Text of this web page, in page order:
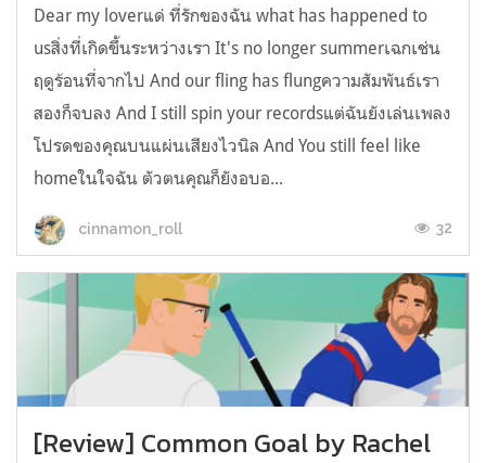
Dear my loverแด่ ที่รักของฉัน what has happened to
usสิ่งที่เกิดขึ้นระหว่างเรา It's no longer summerเฉกเช่น
ฤดูร้อนที่จากไป And our fling has flungความสัมพันธ์เรา
สองก็จบลง And I still spin your recordsแต่ฉันยังเล่นเพลง
โปรดของคุณบนแผ่นเสียงไวนิล And You still feel like
homeในใจฉัน ตัวตนคุณก็ยังอบอ...
cinnamon_roll 32
[Review] Common Goal by Rachel